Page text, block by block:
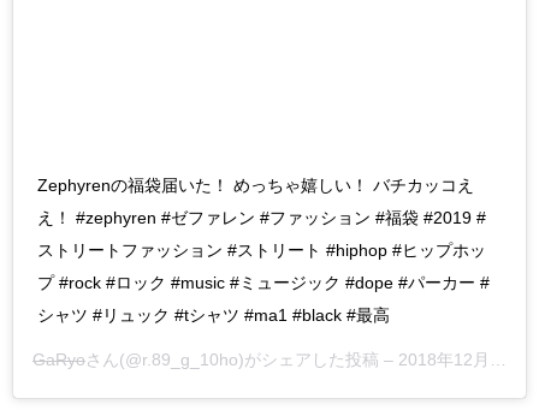
Zephyrenの福袋届いた！ めっちゃ嬉しい！ バチカッコえ
え！ #zephyren #ゼファレン #ファッション #福袋 #2019 #
ストリートファッション #ストリート #hiphop #ヒップホッ
プ #rock #ロック #music #ミュージック #dope #パーカー #
シャツ #リュック #tシャツ #ma1 #black #最高
GaRyoさん(@r.89_g_10ho)がシェアした投稿 – 2018年12月月31日午前5時17分PST